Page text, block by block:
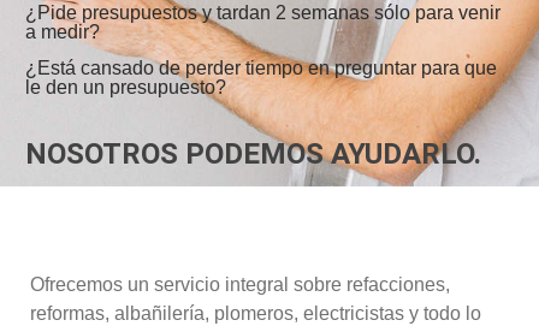
¿Pide presupuestos y tardan 2 semanas sólo para venir
a medir?
¿Está cansado de perder tiempo en preguntar para que
le den un presupuesto?
NOSOTROS PODEMOS AYUDARLO.
Ofrecemos un servicio integral sobre refacciones,
reformas, albañilería, plomeros, electricistas y todo lo